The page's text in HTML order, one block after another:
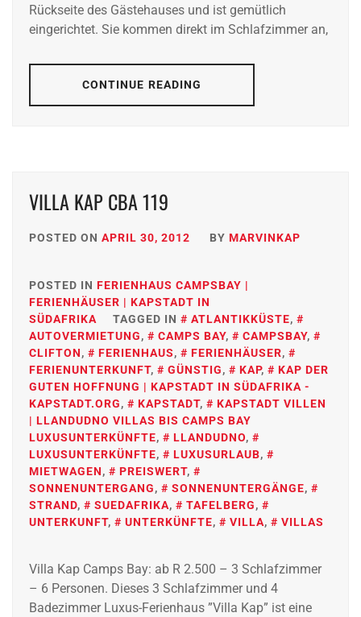
Rückseite des Gästehauses und ist gemütlich
eingerichtet. Sie kommen direkt im Schlafzimmer an,
CONTINUE READING
VILLA KAP CBA 119
POSTED ON APRIL 30, 2012 BY MARVINKAP
POSTED IN FERIENHAUS CAMPSBAY |
FERIENHÄUSER | KAPSTADT IN
SÜDAFRIKA
TAGGED IN ATLANTIKKÜSTE,
AUTOVERMIETUNG, CAMPS BAY, CAMPSBAY,
CLIFTON, FERIENHAUS, FERIENHÄUSER,
FERIENUNTERKUNFT, GÜNSTIG, KAP,
KAP DER
GUTEN HOFFNUNG | KAPSTADT IN SÜDAFRIKA -
KAPSTADT.ORG, KAPSTADT,
KAPSTADT VILLEN
| LLANDUDNO VILLAS BIS CAMPS BAY
LUXUSUNTERKÜNFTE, LLANDUDNO,
LUXUSUNTERKÜNFTE, LUXUSURLAUB,
MIETWAGEN, PREISWERT,
SONNENUNTERGANG, SONNENUNTERGÄNGE,
STRAND, SUEDAFRIKA, TAFELBERG,
UNTERKUNFT, UNTERKÜNFTE, VILLA, VILLAS
Villa Kap Camps Bay: ab R 2.500 – 3 Schlafzimmer
– 6 Personen. Dieses 3 Schlafzimmer und 4
Badezimmer Luxus-Ferienhaus ”Villa Kap” ist eine